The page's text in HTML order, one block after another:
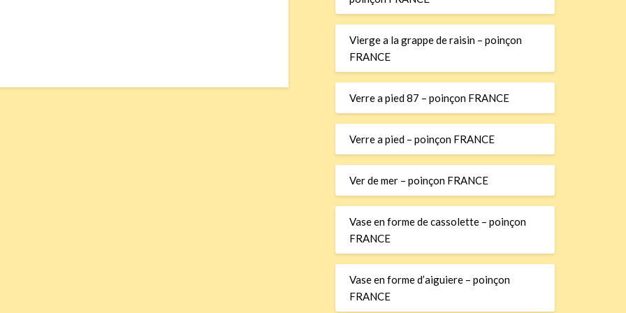
Vierge a la grappe de raisin – poinçon
FRANCE
Verre a pied 87 – poinçon FRANCE
Verre a pied – poinçon FRANCE
Ver de mer – poinçon FRANCE
Vase en forme de cassolette – poinçon
FRANCE
Vase en forme d’aiguiere – poinçon
FRANCE